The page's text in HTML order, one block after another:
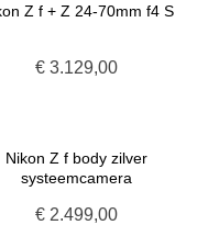
Z f + Z 24-70mm f4 S
€ 3.129,00
Nikon Z f body zilver
systeemcamera
€ 2.499,00